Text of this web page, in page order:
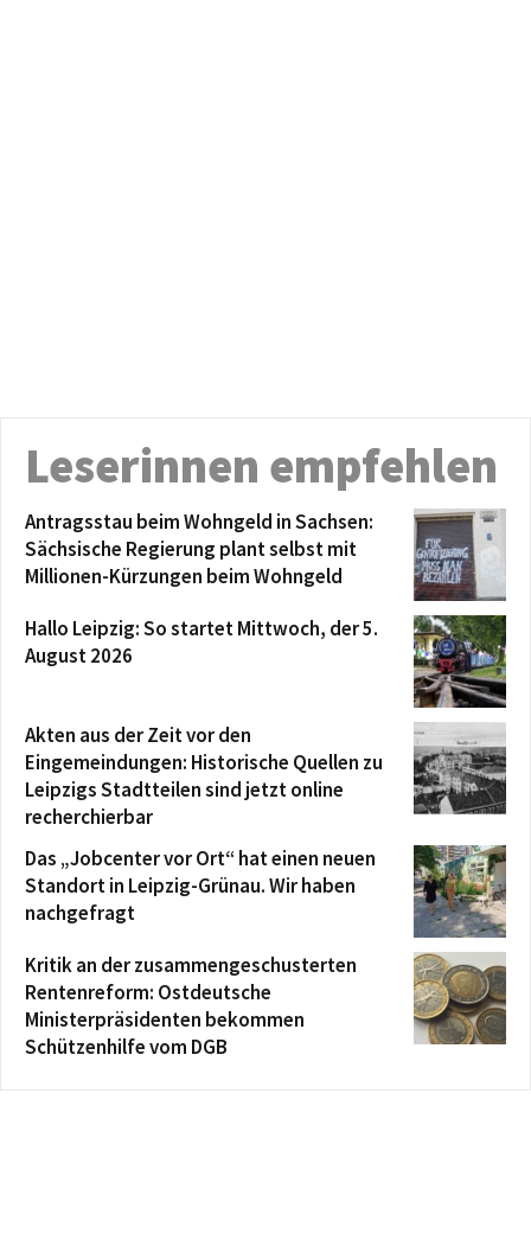
Leserinnen empfehlen
Antragsstau beim Wohngeld in Sachsen:
Sächsische Regierung plant selbst mit
Millionen-Kürzungen beim Wohngeld
Hallo Leipzig: So startet Mittwoch, der 5.
August 2026
Akten aus der Zeit vor den
Eingemeindungen: Historische Quellen zu
Leipzigs Stadtteilen sind jetzt online
recherchierbar
Das „Jobcenter vor Ort“ hat einen neuen
Standort in Leipzig-Grünau. Wir haben
nachgefragt
Kritik an der zusammengeschusterten
Rentenreform: Ostdeutsche
Ministerpräsidenten bekommen
Schützenhilfe vom DGB